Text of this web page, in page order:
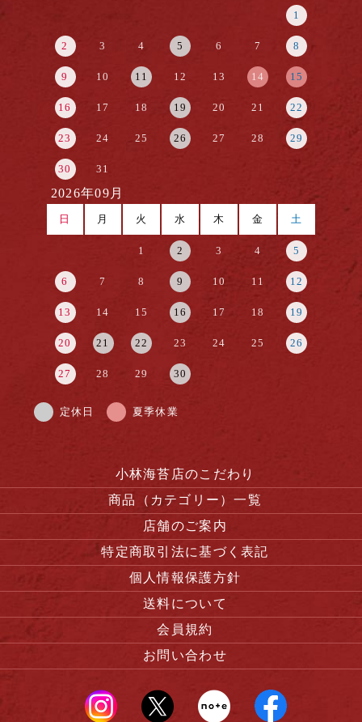
1
2 3 4 5 6 7 8
9 10 11 12 13 14 15
16 17 18 19 20 21 22
23 24 25 26 27 28 29
30 31
2026年09月
日 月 火 水 木 金 土
1 2 3 4 5
6 7 8 9 10 11 12
13 14 15 16 17 18 19
20 21 22 23 24 25 26
27 28 29 30
定休日 夏季休業
小林海苔店のこだわり
商品（カテゴリー）一覧
店舗のご案内
特定商取引法に基づく表記
個人情報保護方針
送料について
会員規約
お問い合わせ